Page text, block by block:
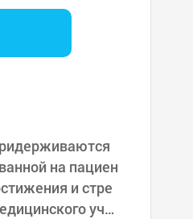
на пациен
и стре
учр